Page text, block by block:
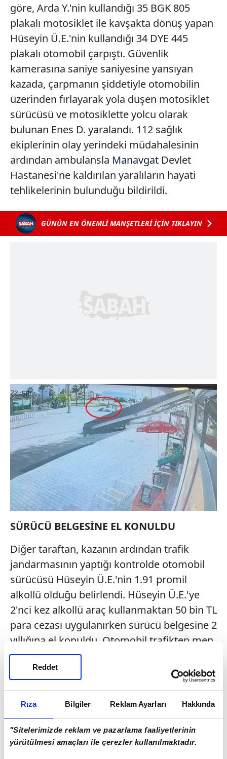
Rıza Bilgiler Reklam Ayarları Hakkında
"Sitelerimizde reklam ve pazarlama faaliyetlerinin
yürütülmesi amaçları ile çerezler kullanılmaktadır.
Reddet
göre, Arda Y.'nin kullandığı 35 BGK 805
plakalı motosiklet ile kavşakta dönüş yapan
Hüseyin Ü.E.'nin kullandığı 34 DYE 445
plakalı otomobil çarpıştı. Güvenlik
kamerasına saniye saniyesine yansıyan
kazada, çarpmanın şiddetiyle otomobilin
üzerinden fırlayarak yola düşen motosiklet
sürücüsü ve motosiklette yolcu olarak
bulunan Enes D. yaralandı. 112 sağlık
ekiplerinin olay yerindeki müdahalesinin
ardından ambulansla Manavgat Devlet
Hastanesi'ne kaldırılan yaralıların hayati
tehlikelerinin bulunduğu bildirildi.
GÜNÜN EN ÖNEMLİ MANŞETLERİ İÇİN TIKLAYIN
SÜRÜCÜ BELGESİNE EL KONULDU
Diğer taraftan, kazanın ardından trafik
jandarmasının yaptığı kontrolde otomobil
sürücüsü Hüseyin Ü.E.'nin 1.91 promil
alkollü olduğu belirlendi. Hüseyin Ü.E.'ye
2'nci kez alkollü araç kullanmaktan 50 bin TL
para cezası uygulanırken sürücü belgesine 2
yıllığına el konuldu. Otomobil trafikten men
edilerek yediemin otoparkına çekildi.
Gözaltına alınan otomobil sürücüsü,
çıkarıldığı mahkeme tarafından adli kontrol
şartıyla serbest bırakıldı.